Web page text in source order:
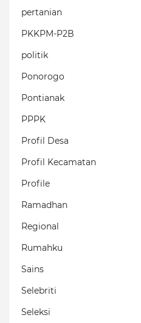
pertanian
PKKPM-P2B
politik
Ponorogo
Pontianak
PPPK
Profil Desa
Profil Kecamatan
Profile
Ramadhan
Regional
Rumahku
Sains
Selebriti
Seleksi